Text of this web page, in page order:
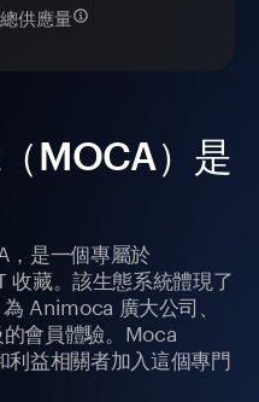
MOCA）是
是一個專屬於
藏。該生態系統體現了
Animoca 廣大公司、
會員體驗。Moca
益相關者加入這個專門
總供應量